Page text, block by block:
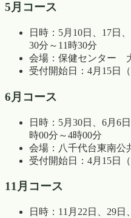
5月コース
日時：5月10日、17日
30分～11時30分
会場：保健センター
受付開始日：4月15日（
6月コース
日時：5月30日、6月6
時00分～4時00分
会場：八千代台東南
受付開始日：4月15日（
11月コース
日時：11月22日、29